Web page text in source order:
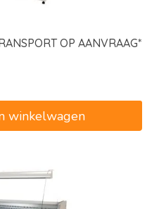
OP AANVRAAG*
winkelwagen